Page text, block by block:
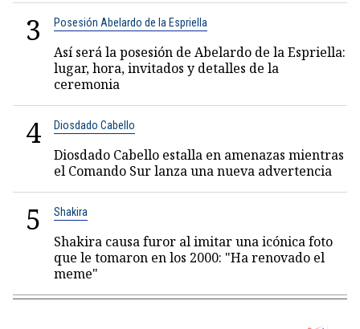
3 Posesión Abelardo de la Espriella
Así será la posesión de Abelardo de la Espriella:
lugar, hora, invitados y detalles de la
ceremonia
4 Diosdado Cabello
Diosdado Cabello estalla en amenazas mientras
el Comando Sur lanza una nueva advertencia
5 Shakira
Shakira causa furor al imitar una icónica foto
que le tomaron en los 2000: "Ha renovado el
meme"